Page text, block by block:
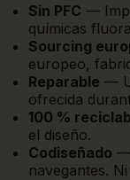
Sin PFC —
químicas
Sourcing
europeo,
Reparable —
ofrecida
100 %
el diseño.
Codiseñado —
navegantes.